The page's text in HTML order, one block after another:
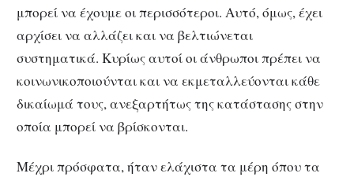
μπορεί να έχουμε οι περισσότεροι. Αυτό, όμως, έχει
αρχίσει να αλλάζει και να βελτιώνεται
συστηματικά. Κυρίως αυτοί οι άνθρωποι πρέπει να
κοινωνικοποιούνται και να εκμεταλλεύονται κάθε
δικαίωμά τους, ανεξαρτήτως της κατάστασης στην
οποία μπορεί να βρίσκονται.
Μέχρι πρόσφατα, ήταν ελάχιστα τα μέρη όπου τα